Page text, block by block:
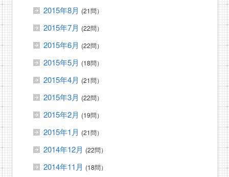
2015年8月 (21問）
2015年7月 (22問）
2015年6月 (22問）
2015年5月 (18問）
2015年4月 (21問）
2015年3月 (22問）
2015年2月 (19問）
2015年1月 (21問）
2014年12月 (22問）
2014年11月 (18問）